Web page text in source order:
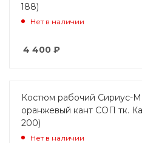
188)
Нет в наличии
4 400 ₽
Костюм рабочий Сириус-
оранжевый кант СОП тк.
200)
Нет в наличии